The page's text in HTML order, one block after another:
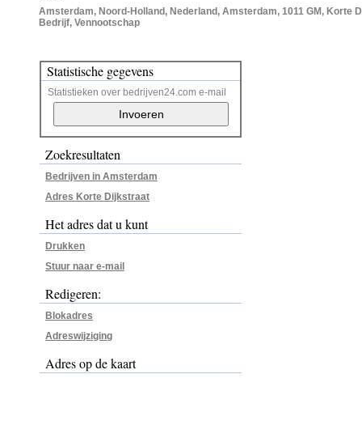
Amsterdam, Noord-Holland, Nederland, Amsterdam, 1011 GM, Korte
Bedrijf, Vennootschap
Statistische gegevens
Statistieken over bedrijven24.com e-mail
Zoekresultaten
Bedrijven in Amsterdam
Adres Korte Dijkstraat
Het adres dat u kunt
Drukken
Stuur naar e-mail
Redigeren:
Blokadres
Adreswijziging
Adres op de kaart